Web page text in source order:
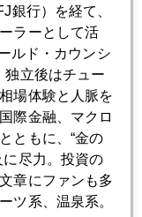
ない
？
銀行）を経て、
ラーとして活
ルド・カウンシ
独立後はチュー
場体験と人脈を
際金融、マクロ
ともに、“金の
に尽力。投資の
章にファンも多
ツ系、温泉系。